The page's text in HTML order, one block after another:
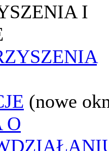
I
(nowe
O